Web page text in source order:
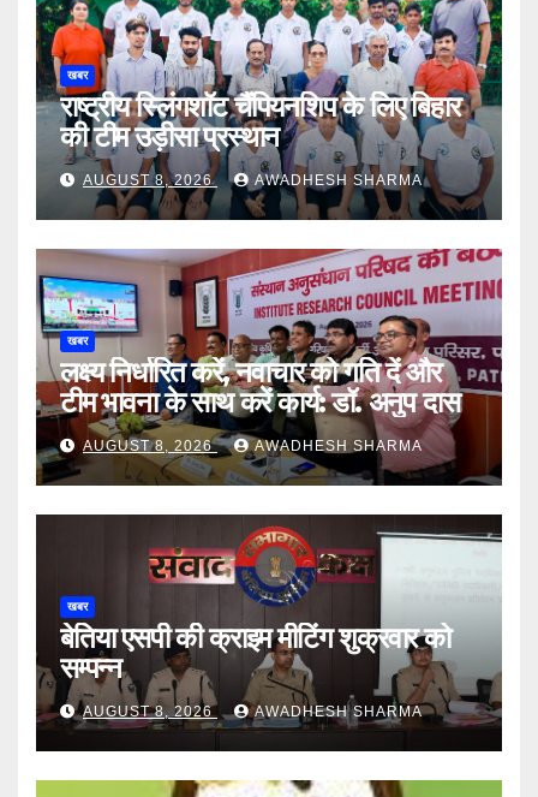
खबर
राष्ट्रीय स्लिंगशॉट चैंपियनशिप के लिए बिहार
की टीम उड़ीसा प्रस्थान
AUGUST 8, 2026 AWADHESH SHARMA
खबर
लक्ष्य निर्धारित करें, नवाचार को गति दें और
टीम भावना के साथ करें कार्य: डॉ. अनुप दास
AUGUST 8, 2026 AWADHESH SHARMA
खबर
बेतिया एसपी की क्राइम मीटिंग शुक्रवार को
सम्पन्न
AUGUST 8, 2026 AWADHESH SHARMA